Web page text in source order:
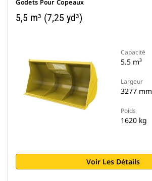
Godets Pour Copeaux
5,5 m³ (7,25 yd³)
Capacité
5.5 m³
Largeur
3277 mm
Poids
1620 kg
Voir Les Détails